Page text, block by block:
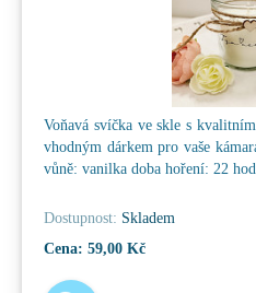
Voňavá svíčka ve skle s
vhodným dárkem pro vaše
vůně: vanilka doba hoření: 22
Dostupnost: Skladem
Cena: 59,00 Kč